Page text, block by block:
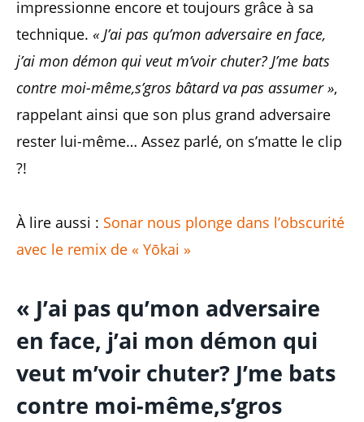
impressionne encore et toujours grâce à sa
technique. « J’ai pas qu’mon adversaire en face,
j’ai mon démon qui veut m’voir chuter? J’me bats
contre moi-même,s’gros bâtard va pas assumer »,
rappelant ainsi que son plus grand adversaire
rester lui-même… Assez parlé, on s’matte le clip
?!
À lire aussi : Sonar nous plonge dans l’obscurité
avec le remix de « Yōkai »
« J’ai pas qu’mon adversaire
en face, j’ai mon démon qui
veut m’voir chuter? J’me bats
contre moi-même,s’gros